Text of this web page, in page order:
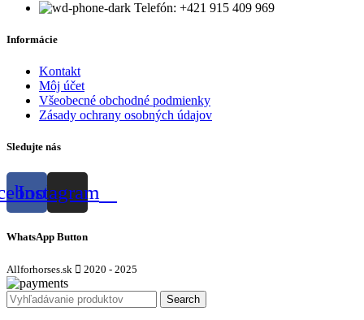
Telefón: +421 915 409 969
Informácie
Kontakt
Môj účet
Všeobecné obchodné podmienky
Zásady ochrany osobných údajov
Sledujte nás
Instagram
WhatsApp Button
Allforhorses.sk 2020 - 2025
Search